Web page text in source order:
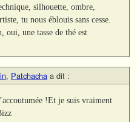
silhouette, ombre,
tu nous éblouis sans cesse.
oui, une tasse de thé est
, Patchacha a dit :
!Et je suis vraiment